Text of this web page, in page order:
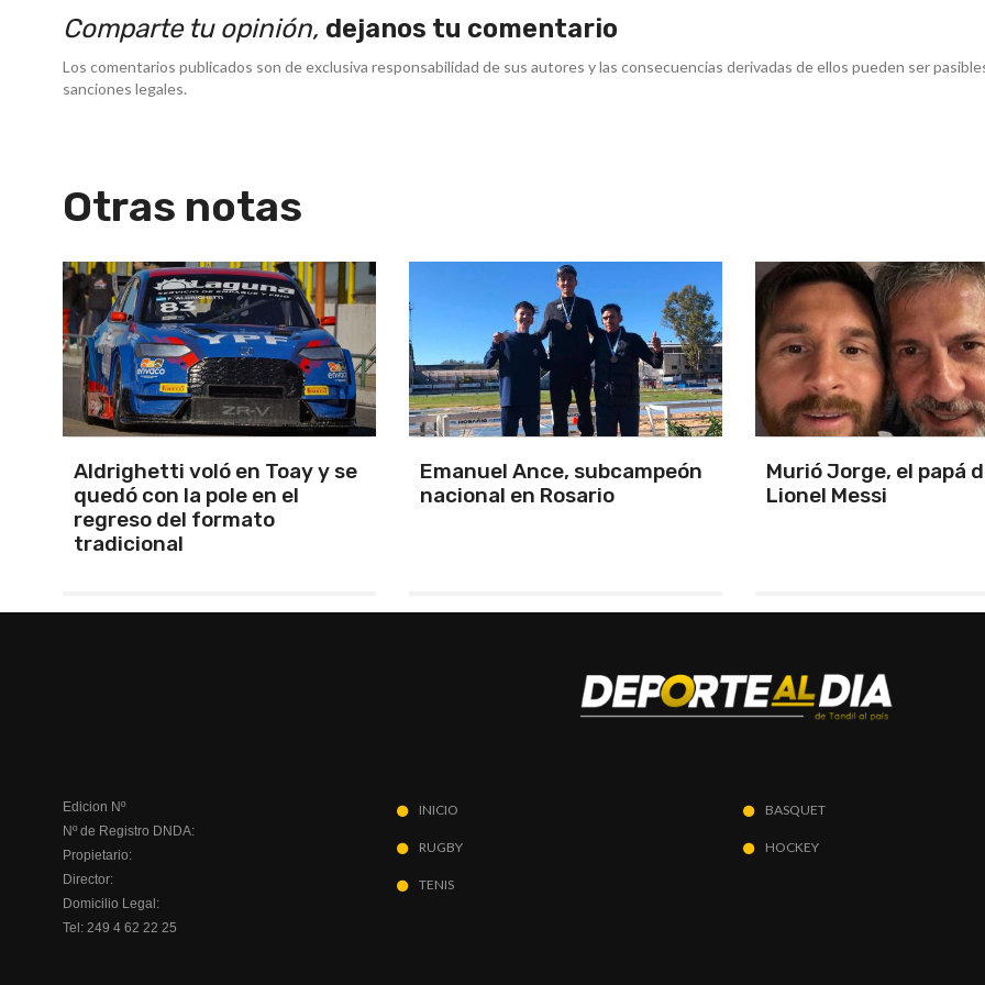
Comparte tu opinión, dejanos tu comentario
Los comentarios publicados son de exclusiva responsabilidad de sus autores y las consecuencias derivadas de ellos pueden ser
sanciones legales.
Otras notas
Emanuel Ance, subcampeón
nacional en Rosario
Murió Jorge, el papá de
Lionel Messi
Triunfo en un
Chile y primeros de
Edicion Nº
Nº de Registro DNDA:
Propietario:
Director:
Domicilio Legal:
Tel: 249 4 62 22 25
INICIO
RUGBY
TENIS
BASQUET
HOCKEY